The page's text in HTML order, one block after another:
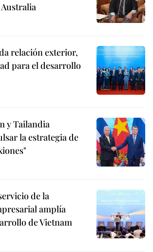
relación exterior,
para el desarrollo
y Tailandia
la estrategia de
de la
amplía
de Vietnam